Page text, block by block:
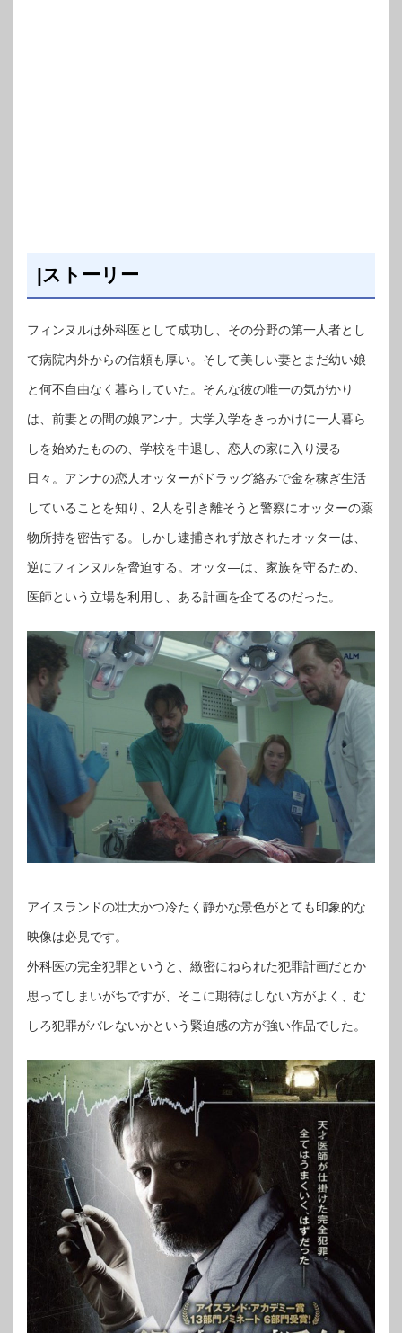
|ストーリー
フィンヌルは外科医として成功し、その分野の第一人者とし
て病院内外からの信頼も厚い。そして美しい妻とまだ幼い娘
と何不自由なく暮らしていた。そんな彼の唯一の気がかり
は、前妻との間の娘アンナ。大学入学をきっかけに一人暮ら
しを始めたものの、学校を中退し、恋人の家に入り浸る
日々。アンナの恋人オッターがドラッグ絡みで金を稼ぎ生活
していることを知り、2人を引き離そうと警察にオッターの薬
物所持を密告する。しかし逮捕されず放されたオッターは、
逆にフィンヌルを脅迫する。オッタ―は、家族を守るため、
医師という立場を利用し、ある計画を企てるのだった。
アイスランドの壮大かつ冷たく静かな景色がとても印象的な
映像は必見です。
外科医の完全犯罪というと、緻密にねられた犯罪計画だとか
思ってしまいがちですが、そこに期待はしない方がよく、む
しろ犯罪がバレないかという緊迫感の方が強い作品でした。